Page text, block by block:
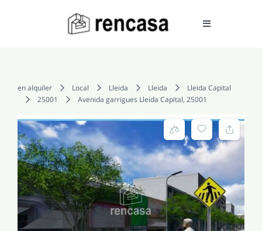
Toggle
ALQUILAR
VENDER
SERVICIOS
en alquiler Local Lleida Lleida
Lleida Capital
25001
Avenida garrigues Lleida Capital, 25001